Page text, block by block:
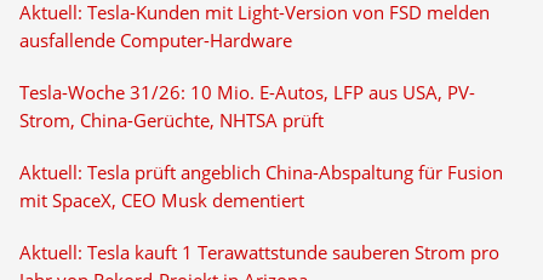
Aktuell: Tesla-Kunden mit Light-Version von FSD melden
ausfallende Computer-Hardware
Tesla-Woche 31/26: 10 Mio. E-Autos, LFP aus USA, PV-
Strom, China-Gerüchte, NHTSA prüft
Aktuell: Tesla prüft angeblich China-Abspaltung für Fusion
mit SpaceX, CEO Musk dementiert
Aktuell: Tesla kauft 1 Terawattstunde sauberen Strom pro